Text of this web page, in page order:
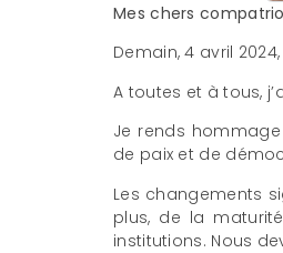
Mes chers
Demain, 4 avril
A toutes et à tous,
Je rends
de paix et de
Les changements
plus, de la
institutions. Nous